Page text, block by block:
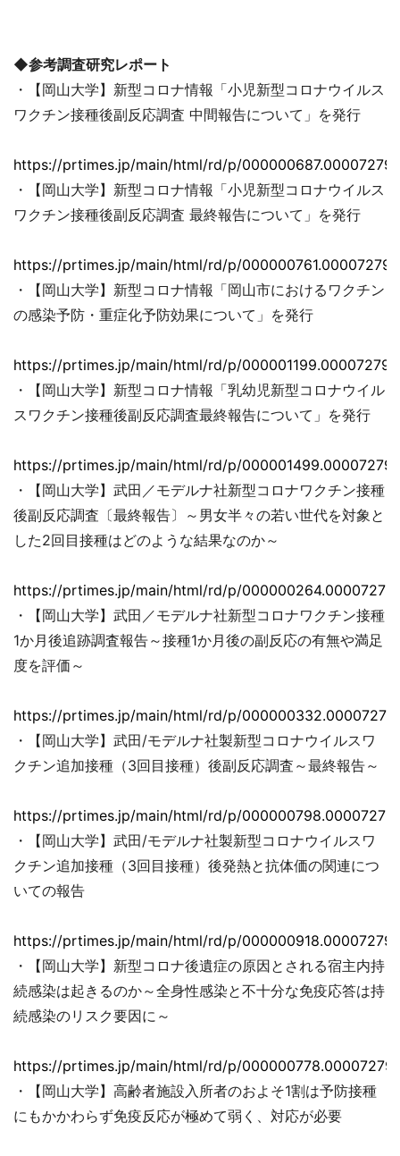
◆参考調査研究レポート
・【岡山大学】新型コロナ情報「小児新型コロナウイルス
ワクチン接種後副反応調査 中間報告について」を発行
https://prtimes.jp/main/html/rd/p/
・【岡山大学】新型コロナ情報「小児新型コロナウイルス
ワクチン接種後副反応調査 最終報告について」を発行
https://prtimes.jp/main/html/rd/p/
・【岡山大学】新型コロナ情報「岡山市におけるワクチン
の感染予防・重症化予防効果について」を発行
https://prtimes.jp/main/html/rd/p/
・【岡山大学】新型コロナ情報「乳幼児新型コロナウイル
スワクチン接種後副反応調査最終報告について」を発行
https://prtimes.jp/main/html/rd/p/
・【岡山大学】武田／モデルナ社新型コロナワクチン接種
後副反応調査〔最終報告〕～男女半々の若い世代を対象と
した2回目接種はどのような結果なのか～
https://prtimes.jp/main/html/rd/p/
・【岡山大学】武田／モデルナ社新型コロナワクチン接種
1か月後追跡調査報告～接種1か月後の副反応の有無や満足
度を評価～
https://prtimes.jp/main/html/rd/p/
・【岡山大学】武田/モデルナ社製新型コロナウイルスワ
クチン追加接種（3回目接種）後副反応調査～最終報告～
https://prtimes.jp/main/html/rd/p/
・【岡山大学】武田/モデルナ社製新型コロナウイルスワ
クチン追加接種（3回目接種）後発熱と抗体価の関連につ
いての報告
https://prtimes.jp/main/html/rd/p/
・【岡山大学】新型コロナ後遺症の原因とされる宿主内持
続感染は起きるのか～全身性感染と不十分な免疫応答は持
続感染のリスク要因に～
https://prtimes.jp/main/html/rd/p/
・【岡山大学】高齢者施設入所者のおよそ1割は予防接種
にもかかわらず免疫反応が極めて弱く、対応が必要